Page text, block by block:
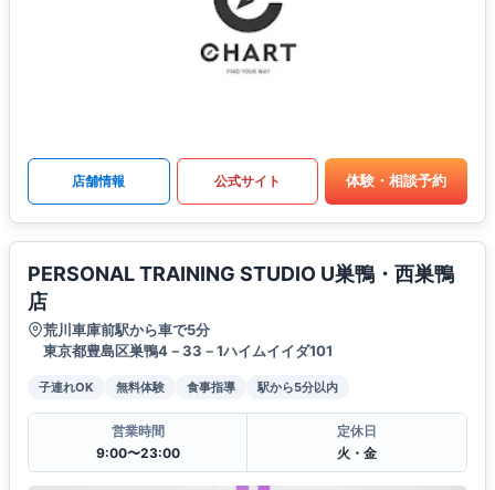
店舗情報 公式サイト 体験・相談予約
PERSONAL TRAINING STUDIO U巣鴨・西巣鴨
店
荒川車庫前駅から車で5分
東京都豊島区巣鴨4－33－1ハイムイイダ101
子連れOK 無料体験 食事指導 駅から5分以内
営業時間
9:00〜23:00
定休日
火・金